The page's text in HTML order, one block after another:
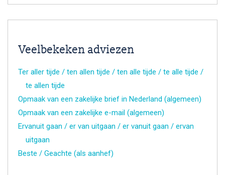
Veelbekeken adviezen
Ter aller tijde / ten allen tijde / ten alle tijde / te alle tijde /
te allen tijde
Opmaak van een zakelijke brief in Nederland (algemeen)
Opmaak van een zakelijke e-mail (algemeen)
Ervanuit gaan / er van uitgaan / er vanuit gaan / ervan
uitgaan
Beste / Geachte (als aanhef)